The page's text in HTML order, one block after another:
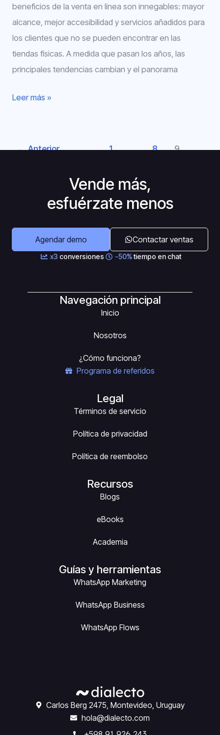
beneficios de la venta en línea son innegables: mayor
alcance, mejor accesibilidad y servicios añadidos para
los clientes que no se pueden encontrar en las
tiendas físicas. A medida que pasan los años, las
principales tendencias cambian y el panorama
Leer más »
←Anterior 1 … 8 9
Vende más,
esfuérzate menos
Agendar demo Contactar ventas
x3 conversiones -50%tiempo en chat
Navegación principal
Inicio
Nosotros
¿Cómo funciona?
Programa de referidos
Legal
Términos de servicio
Política de privacidad
Política de reembolso
Recursos
Blogs
eBooks
Academia
Guías y herramientas
WhatsApp Marketing
WhatsApp Business
WhatsApp Flows
Carlos Berg 2475, Montevideo, Uruguay
hola@dialecto.com